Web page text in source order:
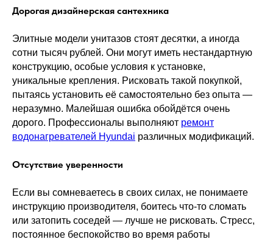
Дорогая дизайнерская сантехника
Элитные модели унитазов стоят десятки, а иногда
сотни тысяч рублей. Они могут иметь нестандартную
конструкцию, особые условия к установке,
уникальные крепления. Рисковать такой покупкой,
пытаясь установить её самостоятельно без опыта —
неразумно. Малейшая ошибка обойдётся очень
дорого. Профессионалы выполняют ремонт
водонагревателей Hyundai различных модификаций.
Отсутствие уверенности
Если вы сомневаетесь в своих силах, не понимаете
инструкцию производителя, боитесь что-то сломать
или затопить соседей — лучше не рисковать. Стресс,
постоянное беспокойство во время работы